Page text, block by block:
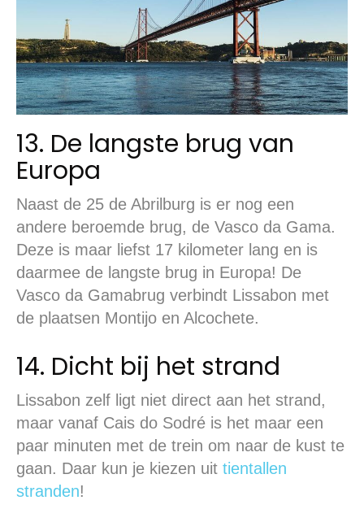
13. De langste brug van
Europa
Naast de 25 de Abrilburg is er nog een
andere beroemde brug, de Vasco da Gama.
Deze is maar liefst 17 kilometer lang en is
daarmee de langste brug in Europa! De
Vasco da Gamabrug verbindt Lissabon met
de plaatsen Montijo en Alcochete.
14. Dicht bij het strand
Lissabon zelf ligt niet direct aan het strand,
maar vanaf Cais do Sodré is het maar een
paar minuten met de trein om naar de kust te
gaan. Daar kun je kiezen uit tientallen
stranden!